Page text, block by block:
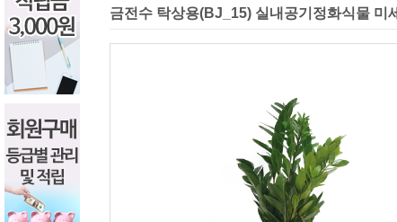
금전수 탁상용(BJ_15) 실내공기정화식물 미